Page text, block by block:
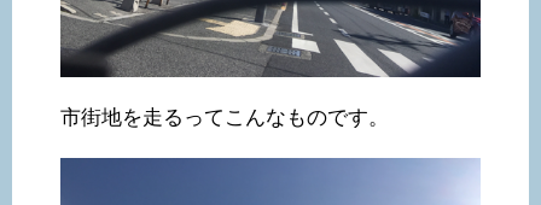
市街地を走るってこんなものです。